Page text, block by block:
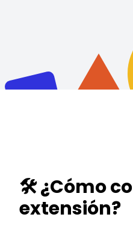
🛠️ ¿Cómo
extensión?